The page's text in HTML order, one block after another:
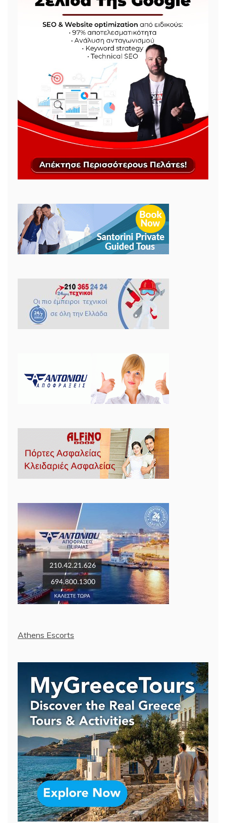
Athens Escorts